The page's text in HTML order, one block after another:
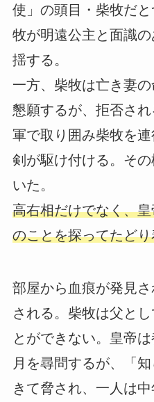
使」の頭目・柴牧だ
牧が明遠公主と面識
揺する。
一方、柴牧は亡き妻
懇願するが、拒否さ
軍で取り囲み柴牧を
剣が駆け付ける。そ
いた。
高右相だけでなく、
のことを探ってたど
部屋から血痕が発見
される。柴牧は父と
とができない。皇帝
月を尋問するが、「
きて脅され、一人は